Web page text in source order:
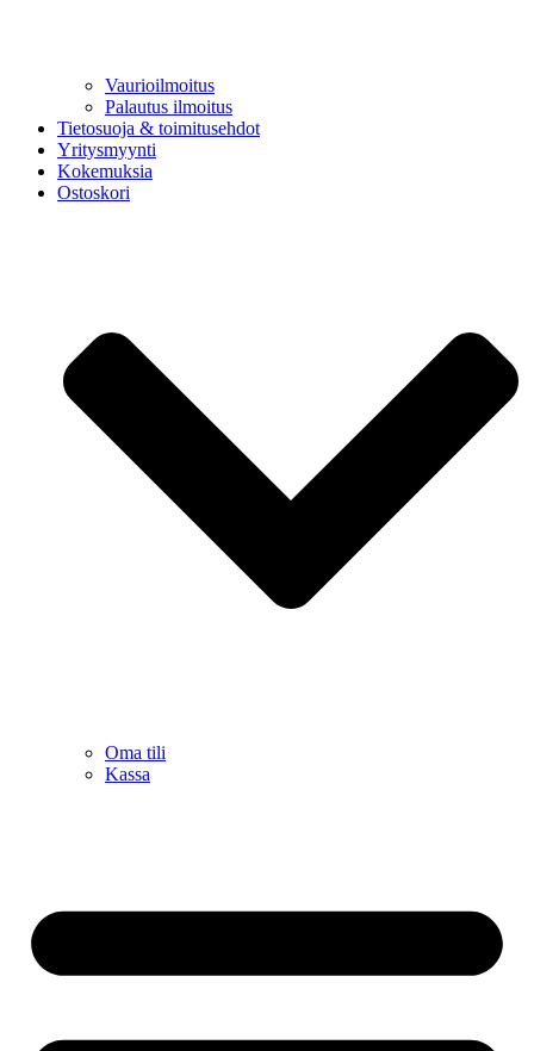
Vaurioilmoitus
Palautus ilmoitus
Tietosuoja & toimitusehdot
Yritysmyynti
Kokemuksia
Ostoskori
Oma tili
Kassa